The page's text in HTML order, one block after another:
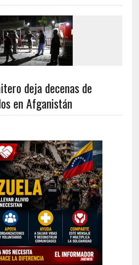
deja decenas de
en Afganistán